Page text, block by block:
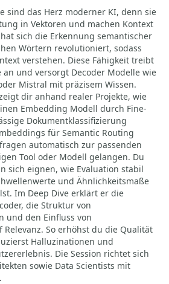
sind das Herz moderner KI, denn sie
in Vektoren und machen Kontext
hat sich die Erkennung semantischer
Wörtern revolutioniert, sodass
verstehen. Diese Fähigkeit treibt
an und versorgt Decoder Modelle wie
Mistral mit präzisem Wissen.
dir anhand realer Projekte, wie
Embedding Modell durch Fine-
Dokumentklassifizierung
für Semantic Routing
automatisch zur passenden
Tool oder Modell gelangen. Du
sich eignen, wie Evaluation stabil
und Ähnlichkeitsmaße
Im Deep Dive erklärt er die
die Struktur von
und den Einfluss von
So erhöhst du die Qualität
Halluzinationen und
Die Session richtet sich
sowie Data Scientists mit